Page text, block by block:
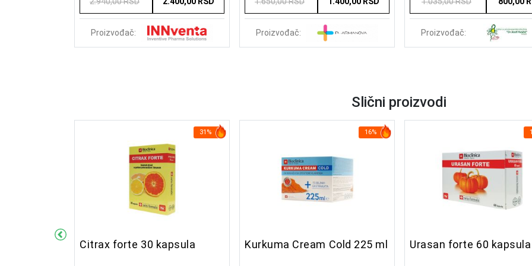
Proizvođač: Proizvođač: Proizvođač:
Slični proizvodi
31%
Citrax forte 30 kapsula
16%
Kurkuma Cream Cold 225 ml Urasan forte 60 kapsula